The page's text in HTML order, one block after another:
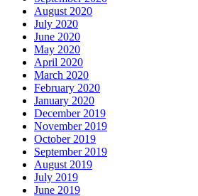
August 2020
July 2020
June 2020
May 2020
April 2020
March 2020
February 2020
January 2020
December 2019
November 2019
October 2019
September 2019
August 2019
July 2019
June 2019